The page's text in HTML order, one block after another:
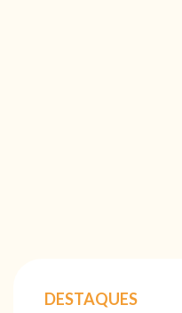
DESTAQUES